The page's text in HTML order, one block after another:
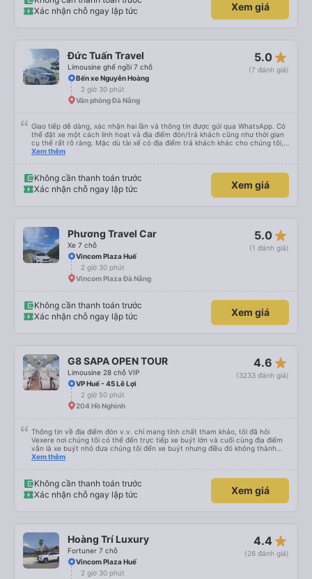
Xác nhận chỗ ngay lập tức
Xem giá
Đức Tuấn Travel
Limousine ghế ngồi 7 chỗ
5.0 star_rate
(7 đánh giá)
Bến xe Nguyễn Hoàng
2 giờ 30 phút
Văn phòng Đà Nẵng
Giao tiếp dễ dàng, xác nhận hai lần và thông tin được gửi qua WhatsApp. Có
thể đặt xe một cách linh hoạt và địa điểm đón/trả khách cũng như thời gian
cụ thể rất rõ ràng. Mặc dù tài xế có địa điểm trả khách khác cho chúng tôi,
nhưng chúng tôi vẫn có thể đến địa điểm mình muốn.
Xem thêm
Không cần thanh toán trước
Xác nhận chỗ ngay lập tức
Xem giá
Phương Travel Car
Xe 7 chỗ
5.0 star_rate
(1 đánh giá)
Vincom Plaza Huế
2 giờ 30 phút
Vincom Plaza Đà Nẵng
Không cần thanh toán trước
Xác nhận chỗ ngay lập tức
Xem giá
G8 SAPA OPEN TOUR
Limousine 28 chỗ VIP
4.6 star_rate
(3233 đánh giá)
VP Huế - 45 Lê Lợi
2 giờ 50 phút
204 Hồ Nghinh
Thông tin về địa điểm đón v.v. chỉ mang tính chất tham khảo, tôi đã hỏi
Vexere nơi chúng tôi có thể đến trực tiếp xe buýt lớn và cuối cùng địa điểm
vẫn là xe buýt nhỏ đưa chúng tôi đến xe buýt nhưng điều đó không thành
vấn đề. Chúng tôi khởi hành đúng giờ từ Hà Nội nhưng đã nghỉ rất lâu ở sân
30 phút hai lần ở khu vực đường cao tốc (3 nghìn đồng để sử dụng phòng
tắm và chúng rất sạch sẽ) và cũng có thể mua rất nhiều đồ ăn nhẹ và thức
ăn khác nhau. Ghế ngồi rất thoải mái! Hãy nhớ rằng đôi khi chất lượng đường
có thể sử dụng chúng vì chúng trống. Nhìn chung là một hành trình rất tốt :)
Xem thêm
Không cần thanh toán trước
Xác nhận chỗ ngay lập tức
Xem giá
Hoàng Trí Luxury
Fortuner 7 chỗ
4.4 star_rate
(26 đánh giá)
Vincom Plaza Huế
2 giờ 30 phút